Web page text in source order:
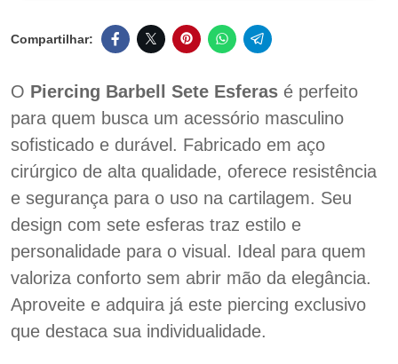
O Piercing Barbell Sete Esferas é perfeito
para quem busca um acessório masculino
sofisticado e durável. Fabricado em aço
cirúrgico de alta qualidade, oferece resistência
e segurança para o uso na cartilagem. Seu
design com sete esferas traz estilo e
personalidade para o visual. Ideal para quem
valoriza conforto sem abrir mão da elegância.
Aproveite e adquira já este piercing exclusivo
que destaca sua individualidade.